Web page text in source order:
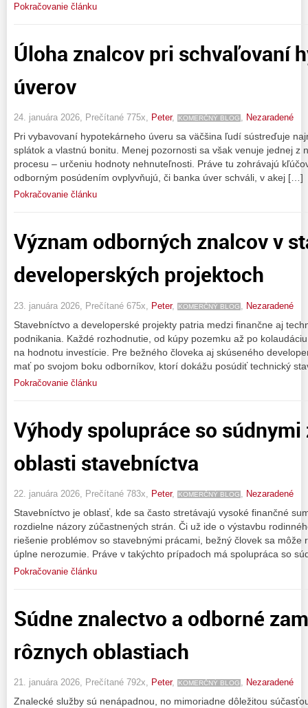
Pokračovanie článku
Úloha znalcov pri schvaľovaní
úverov
24. januára 2026, Prečítané 775x, Peter, KOMERČNÝ BLOG , Nezaradené
Pri vybavovaní hypotekárneho úveru sa väčšina ľudí sústreďuje
splátok a vlastnú bonitu. Menej pozornosti sa však venuje jednej z
procesu – určeniu hodnoty nehnuteľnosti. Práve tu zohrávajú
odborným posúdením ovplyvňujú, či banka úver schváli, v akej […]
Pokračovanie článku
Význam odborných znalcov v
developerských projektoch
23. januára 2026, Prečítané 675x, Peter, KOMERČNÝ BLOG Nezaradené
Stavebníctvo a developerské projekty patria medzi finančne aj
podnikania. Každé rozhodnutie, od kúpy pozemku až po
na hodnotu investície. Pre bežného človeka aj skúseného
mať po svojom boku odborníkov, ktorí dokážu posúdiť technický
Pokračovanie článku
Výhody spolupráce so
oblasti stavebníctva
22. januára 2026, Prečítané 783x, Peter, KOMERČNÝ BLOG , Nezaradené
Stavebníctvo je oblasť, kde sa často stretávajú vysoké finančné
rozdielne názory zúčastnených strán. Či už ide o výstavbu
riešenie problémov so stavebnými prácami, bežný človek sa môže
úplne nerozumie. Práve v takýchto prípadoch má spolupráca so
Pokračovanie článku
Súdne znalectvo a odborné
rôznych oblastiach
21. januára 2026, Prečítané 792x, Peter, KOMERČNÝ BLOG , Nezaradené
Znalecké služby sú nenápadnou, no mimoriadne dôležitou